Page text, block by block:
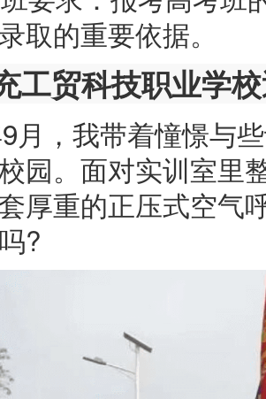
取的重要依据。
工贸科技职业学
月，我带着憧憬与
园。面对实训室里
厚重的正压式空
?